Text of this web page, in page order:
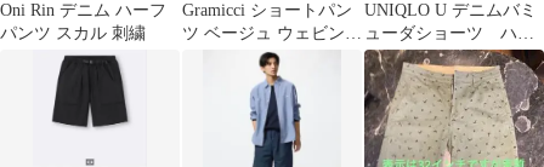
Oni Rin デニム ハーフ
パンツ スカル 刺繍
Gramicci ショートパン
ツ ベージュ ウェビング
UNIQLO U デニムバミ
ューダショーツ ハー
フパンツ sサイズ